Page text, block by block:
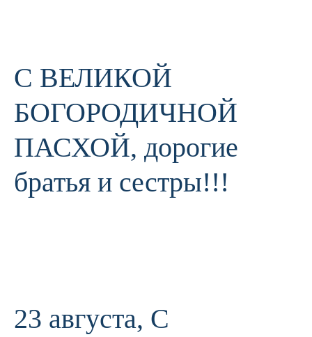
С ВЕЛИКОЙ
БОГОРОДИЧНОЙ
ПАСХОЙ, дорогие
братья и сестры!!!
23 августа, С